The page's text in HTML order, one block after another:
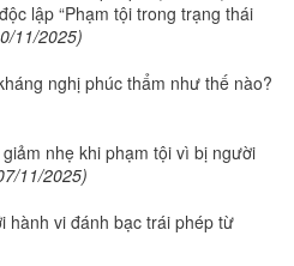
lập “Phạm tội trong trạng thái
11/2025)
nghị phúc thẩm như thế nào?
nhẹ khi phạm tội vì bị người
11/2025)
hành vi đánh bạc trái phép từ